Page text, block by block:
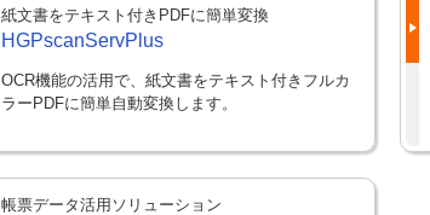
紙文書をテキスト付きPDFに簡単変換
HGPscanServPlus
OCR機能の活用で、紙文書をテキスト付きフルカ
ラーPDFに簡単自動変換します。
帳票データ活用ソリューション